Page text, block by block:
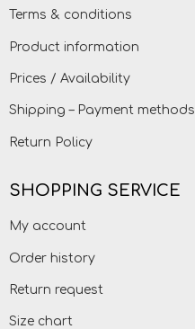
Terms & conditions
Product information
Prices / Availability
Shipping – Payment methods
Return Policy
SHOPPING SERVICE
My account
Order history
Return request
Size chart